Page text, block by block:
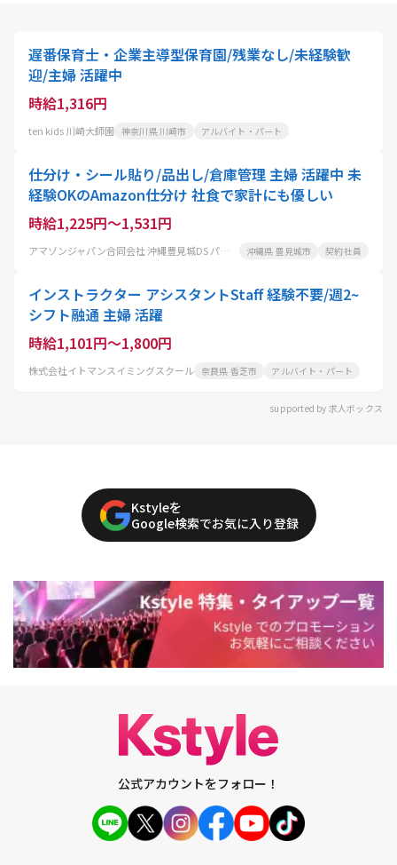
遅番保育士・企業主導型保育園/残業なし/未経験歓
迎/主婦 活躍中
時給1,316円
ten kids 川崎大師園 神奈川県 川崎市 アルバイト・パート
仕分け・シール貼り/品出し/倉庫管理 主婦 活躍中 未
経験OKのAmazon仕分け 社食で家計にも優しい
時給1,225円～1,531円
アマゾンジャパン合同会社 沖縄豊見城DS パートタイム 沖縄県 豊見城市 契約社員
インストラクター アシスタントStaff 経験不要/週2~
シフト融通 主婦 活躍
時給1,101円～1,800円
株式会社イトマンスイミングスクール 奈良県 香芝市 アルバイト・パート
supported by 求人ボックス
Kstyleを
Google検索でお気に入り登録
公式アカウントをフォロー！